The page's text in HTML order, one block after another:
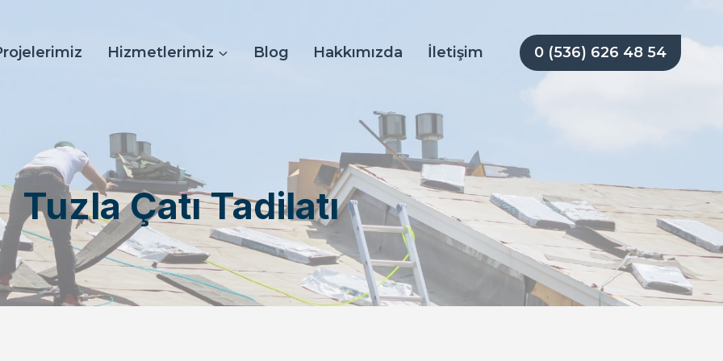
Hizmetlerimiz Blog Hakkımızda İletişim 0 (536) 626 48 54
Tuzla Çatı Tadilatı